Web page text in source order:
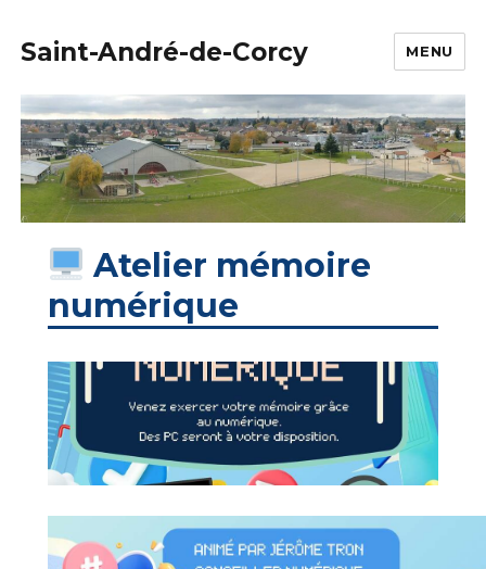
Saint-André-de-Corcy MENU
Atelier mémoire
numérique